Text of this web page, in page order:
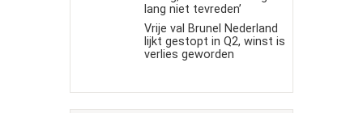
lang niet tevreden’
Vrije val Brunel Nederland
lijkt gestopt in Q2, winst is
verlies geworden